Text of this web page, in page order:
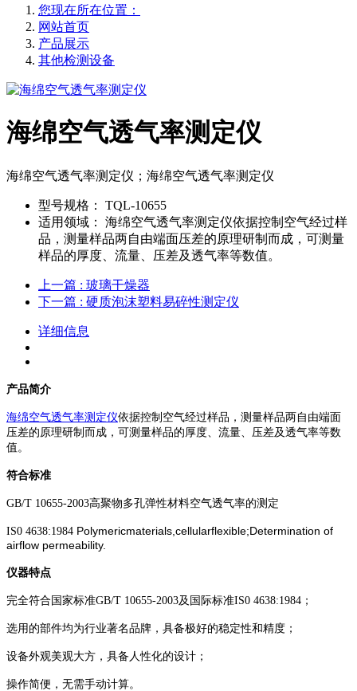
您现在所在位置：
网站首页
产品展示
其他检测设备
海绵空气透气率测定仪
海绵空气透气率测定仪；海绵空气透气率测定仪
型号规格：
TQL-10655
适用领域：
海绵空气透气率测定仪依据控制空气经过样
品，测量样品两自由端面压差的原理研制而成，可测量
样品的厚度、流量、压差及透气率等数值。
上一篇 : 玻璃干燥器
下一篇 : 硬质泡沫塑料易碎性测定仪
详细信息
产品简介
海绵空气透气率测定仪依据控制空气经过样品，测量样品两自由端面
压差的原理研制而成，可测量样品的厚度、流量、压差及透气率等数
值。
符合标准
GB/T 10655-2003高聚物多孔弹性材料空气透气率的测定
IS0 4638:1984 Polymericmaterials,cellularflexible;Determination of
airflow permeability.
仪器特点
完全符合国家标准GB/T 10655-2003及国际标准IS0 4638:1984；
选用的部件均为行业著名品牌，具备极好的稳定性和精度；
设备外观美观大方，具备人性化的设计；
操作简便，无需手动计算。